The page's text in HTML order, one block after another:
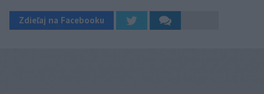
Zdieľaj na Facebooku